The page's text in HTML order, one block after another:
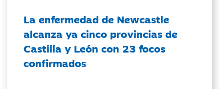
La enfermedad de Newcastle
alcanza ya cinco provincias de
Castilla y León con 23 focos
confirmados